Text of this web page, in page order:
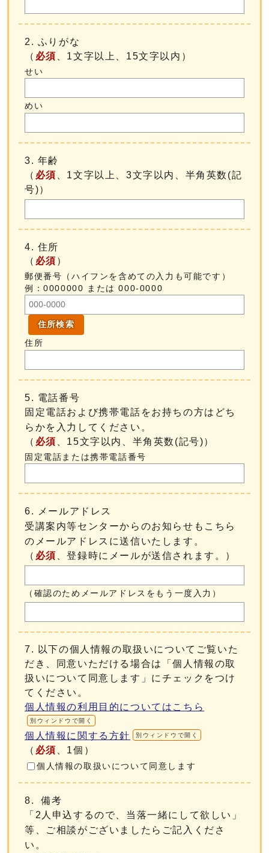
2. ふりがな
（ 必須 、1文字以上、15文字以内）
せい
めい
3. 年齢
（ 必須
、1文字以上、3文字以内、半角英数(記
号)）
4. 住所
（ 必須 ）
郵便番号（ハイフンを含めての入力も可能です）
例：0000000 または 000-0000
住所検索
住所
5. 電話番号
固定電話および携帯電話をお持ちの方はどち
らかを入力してください。
（ 必須 、15文字以内、半角英数(記号)）
固定電話または携帯電話番号
6. メールアドレス
受講案内等センターからのお知らせもこちら
のメールアドレスに送信いたします。
（ 必須 、登録時にメールが送信されます。）
（確認のためメールアドレスをもう一度入力）
7. 以下の個人情報の取扱いについてご覧いた
だき、同意いただける場合は「個人情報の取
扱いについて同意します」にチェックをつけ
てください。
個人情報の利用目的についてはこちら
別ウィンドウで開く
個人情報に関する方針 別ウィンドウで開く
（ 必須 、1個）
個人情報の取扱いについて同意します
8. 備考
「2人申込するので、当落一緒にして欲しい」
等、ご相談がございましたらご記入くださ
い。